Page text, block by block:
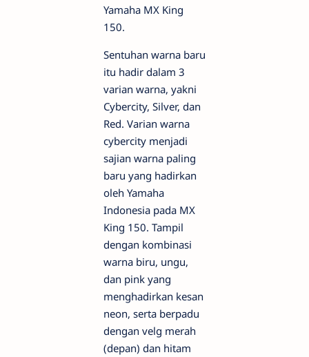
Yamaha MX King
150.
Sentuhan warna baru
itu hadir dalam 3
varian warna, yakni
Cybercity, Silver, dan
Red. Varian warna
cybercity menjadi
sajian warna paling
baru yang hadirkan
oleh Yamaha
Indonesia pada MX
King 150. Tampil
dengan kombinasi
warna biru, ungu,
dan pink yang
menghadirkan kesan
neon, serta berpadu
dengan velg merah
(depan) dan hitam